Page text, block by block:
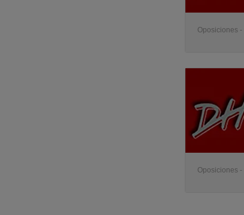
Oposiciones
Oposiciones